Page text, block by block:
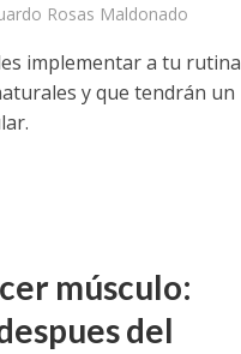
Rosas Maldonado
implementar a tu rutina
y que tendrán un
músculo:
del